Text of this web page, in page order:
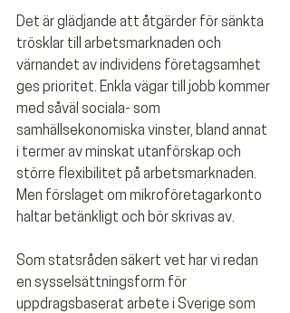
Det är glädjande att åtgärder för sänkta
trösklar till arbetsmarknaden och
värnandet av individens företagsamhet
ges prioritet. Enkla vägar till jobb kommer
med såväl sociala- som
samhällsekonomiska vinster, bland annat
i termer av minskat utanförskap och
större flexibilitet på arbetsmarknaden.
Men förslaget om mikroföretagarkonto
haltar betänkligt och bör skrivas av.
Som statsråden säkert vet har vi redan
en sysselsättningsform för
uppdragsbaserat arbete i Sverige som